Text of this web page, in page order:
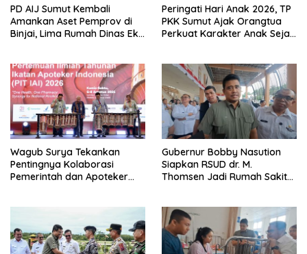
PD AIJ Sumut Kembali
Amankan Aset Pemprov di
Binjai, Lima Rumah Dinas Eks
Peringati Hari Anak 2026, TP
PKK Sumut Ajak Orangtua
Perkuat Karakter Anak Sejak
Wagub Surya Tekankan
Pentingnya Kolaborasi
Pemerintah dan Apoteker
Gubernur Bobby Nasution
Siapkan RSUD dr. M.
Thomsen Jadi Rumah Sakit